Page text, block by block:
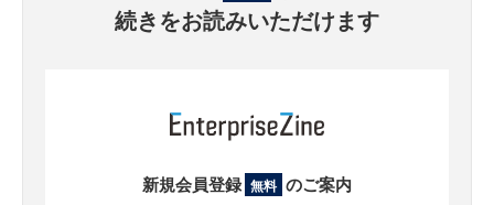
続きをお読みいただけます
新規会員登録 無料 のご案内